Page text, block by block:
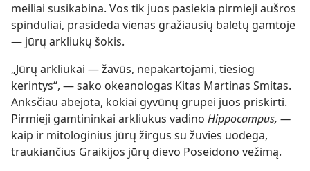
meiliai susikabina. Vos tik juos pasiekia pirmieji aušros
spinduliai, prasideda vienas gražiausių baletų gamtoje
— jūrų arkliukų šokis.
„Jūrų arkliukai — žavūs, nepakartojami, tiesiog
kerintys“, — sako okeanologas Kitas Martinas Smitas.
Anksčiau abejota, kokiai gyvūnų grupei juos priskirti.
Pirmieji gamtininkai arkliukus vadino Hippocampus, —
kaip ir mitologinius jūrų žirgus su žuvies uodega,
traukiančius Graikijos jūrų dievo Poseidono vežimą.